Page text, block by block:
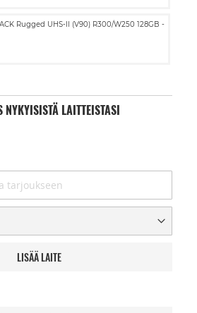
Rugged UHS-II (V90) R300/W250 128GB -
NYKYISISTÄ LAITTEISTASI
LISÄÄ LAITE